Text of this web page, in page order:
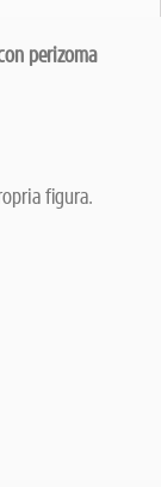
perizoma
figura.